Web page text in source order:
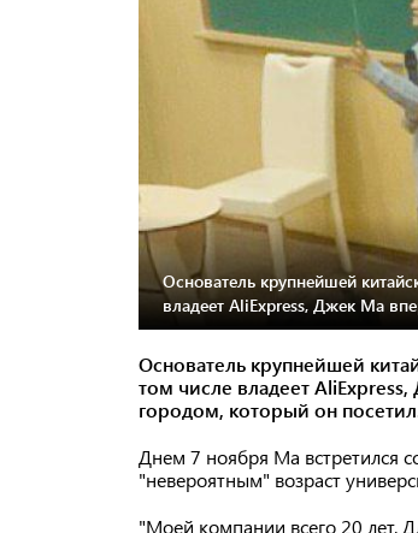
Основатель крупнейшей
владеет AliExpress, Джек Ма
Основатель крупнейшей
том числе владеет
городом, который он
Днем 7 ноября Ма встретился
"невероятным" возраст
"Моей компании всего 20 лет.